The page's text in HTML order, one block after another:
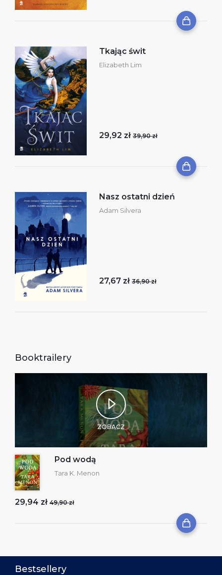
Tkając świt
Elizabeth Lim
29,92 zł 39,90 zł
Nasz ostatni dzień
Adam Silvera
27,67 zł 36,90 zł
Booktrailery
ZOBACZ
Pod wodą
Tara K. Menon
29,94 zł 49,90 zł
Bestsellery